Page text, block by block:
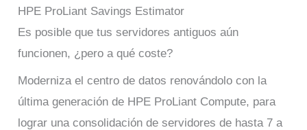
HPE ProLiant Savings Estimator
Es posible que tus servidores antiguos aún
funcionen, ¿pero a qué coste?
Moderniza el centro de datos renovándolo con la
última generación de HPE ProLiant Compute, para
lograr una consolidación de servidores de hasta 7 a